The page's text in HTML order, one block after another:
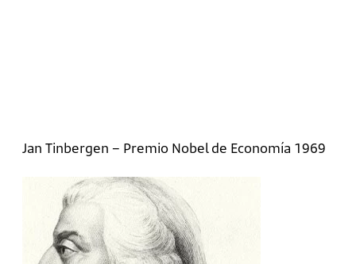
Jan Tinbergen – Premio Nobel de Economía 1969